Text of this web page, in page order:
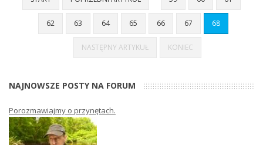
62 63 64 65 66 67 68
NASTĘPNY ARTYKUŁ KONIEC
NAJNOWSZE POSTY NA FORUM
Porozmawiajmy o przynętach.